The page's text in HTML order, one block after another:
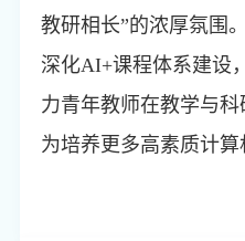
教研相长”的浓厚氛围
深化AI+课程体系建设
力青年教师在教学与科
为培养更多高素质计算